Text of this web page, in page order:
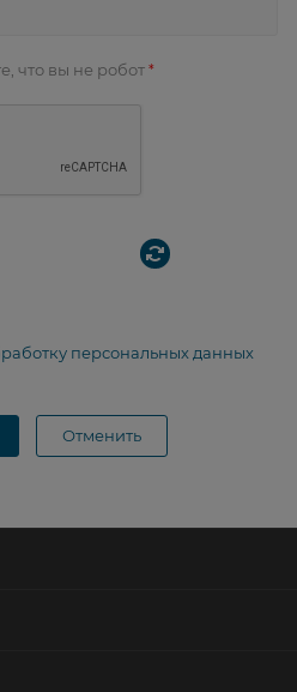
что вы не робот *
персональных данных
Отменить